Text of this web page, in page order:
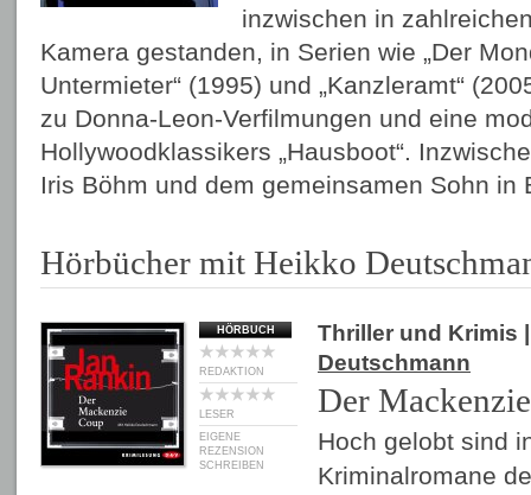
inzwischen in
Kamera gestanden, in Serien wie „Der
Untermieter“ (1995) und „Kanzleramt“
zu Donna-Leon-Verfilmungen und eine
Hollywoodklassikers „Hausboot“.
Iris Böhm und dem gemeinsamen Sohn in
Hörbücher mit Heikko
HÖRBUCH
REDAKTION
LESER
EIGENE
REZENSION
SCHREIBEN
Thriller und Krimis
Deutschmann
Der
Hoch gelobt sind
Kriminalromane